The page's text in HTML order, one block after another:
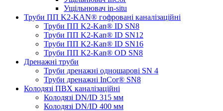
Ущільнювач in-situ
Труби ПП K2-KAN® гоф­ровані каналізаційні
Труби ПП K2-Kan® ID SN8
Труби ПП K2-Kan® ID SN12
Труби ПП K2-Kan® ID SN16
Труби ПП K2-Kan® OD SN8
Дренажні труби
Труби дренажні одношарові SN 4
Труби дренажні InCor® SN8
Колодязі ПВХ каналізаційні
Колодязі DN/ID 315 мм
Колодязі DN/ID 400 мм